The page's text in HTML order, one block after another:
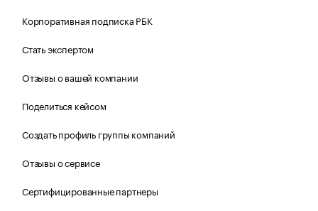
Корпоративная подписка РБК
Стать экспертом
Отзывы о вашей компании
Поделиться кейсом
Создать профиль группы компаний
Отзывы о сервисе
Сертифицированные партнеры